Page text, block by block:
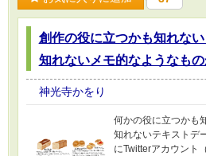
創作の役に立つかも知れな
知れないメモ的なようなも
神光寺かをり
何かの役に立つかも
知れないテキストデ
にTwitterアカウント